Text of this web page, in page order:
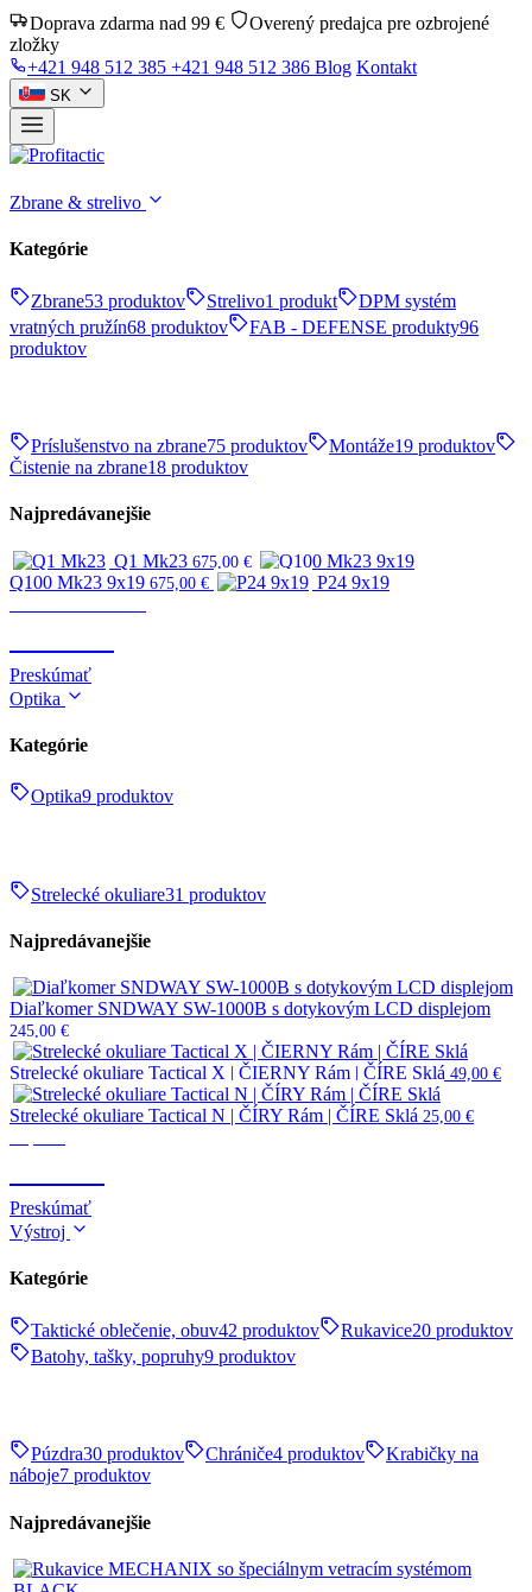
Doprava zdarma nad 99 €
Overený predajca pre ozbrojené
zložky
+421 948 512 385 +421 948 512 386 Blog Kontakt
SK
Zbrane & strelivo
Kategórie
Zbrane53 produktov Strelivo1 produkt
DPM systém
vratných pružín68 produktov FAB - DEFENSE produkty96
produktov
Príslušenstvo na zbrane75 produktov Montáže19 produktov
Čistenie na zbrane18 produktov
Najpredávanejšie
Q1 Mk23 675,00 €
Q100 Mk23 9x19 675,00 €
P24 9x19
Preskúmať
Optika
Kategórie
Optika9 produktov
Strelecké okuliare31 produktov
Najpredávanejšie
Diaľkomer SNDWAY SW-1000B s dotykovým LCD displejom
245,00 €
Strelecké okuliare Tactical X | ČIERNY Rám | ČÍRE Sklá 49,00 €
Strelecké okuliare Tactical N | ČÍRY Rám | ČÍRE Sklá 25,00 €
Preskúmať
Výstroj
Kategórie
Taktické oblečenie, obuv42 produktov Rukavice20 produktov
Batohy, tašky, popruhy9 produktov
Púzdra30 produktov Chrániče4 produktov
Krabičky na
náboje7 produktov
Najpredávanejšie